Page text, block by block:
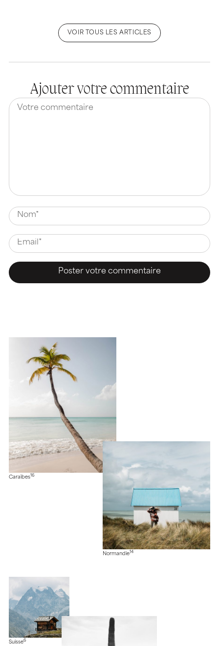
VOIR TOUS LES ARTICLES
Ajouter votre commentaire
Caraïbes16
Normandie14
Suisse6